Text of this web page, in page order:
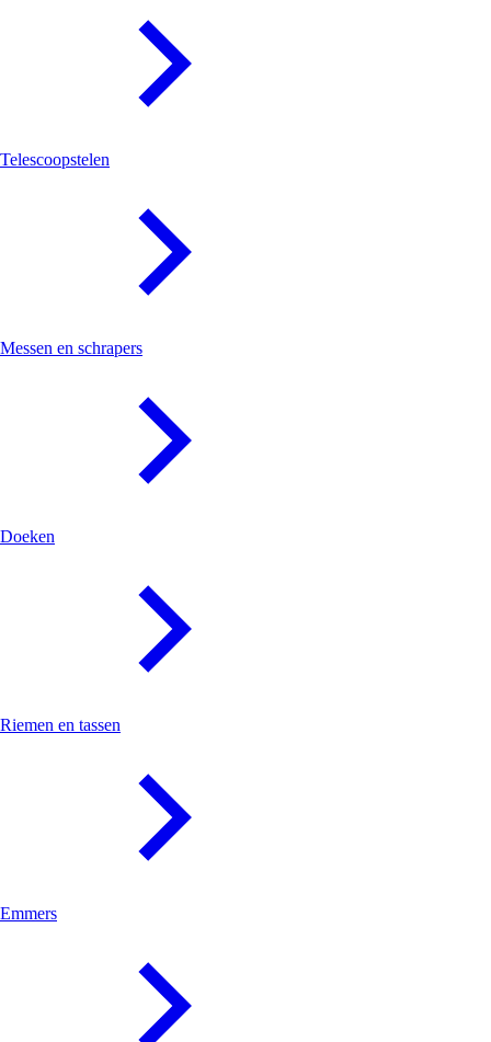
Telescoopstelen
Messen en schrapers
Doeken
Riemen en tassen
Emmers